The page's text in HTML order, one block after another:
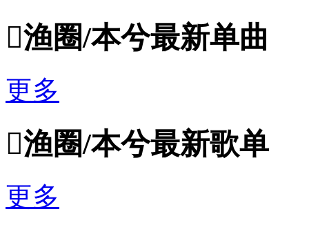
渔圈/本兮最新单曲
更多
渔圈/本兮最新歌单
更多